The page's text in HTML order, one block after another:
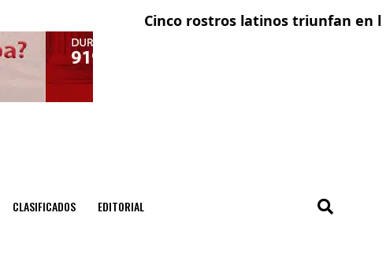
Cinco rostros latinos triunfan en laEl
CLASIFICADOS EDITORIAL